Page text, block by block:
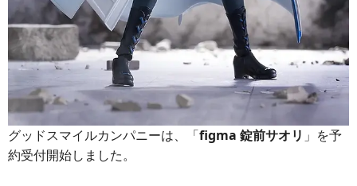
グッドスマイルカンパニーは、「figma 錠前サオリ 」を予
約受付開始しました。